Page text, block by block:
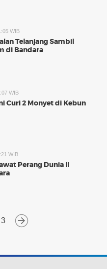
WIB
Telanjang Sambil
di Bandara
WIB
Curi 2 Monyet di Kebun
WIB
Perang Dunia II
3